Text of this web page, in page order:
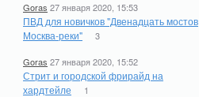
Goras 27 января 2020, 15:53
ПВД для новичков "Двенадцать мостов
Москва-реки"
3
Goras 27 января 2020, 15:52
Стрит и городской фрирайд на
хардтейле
1